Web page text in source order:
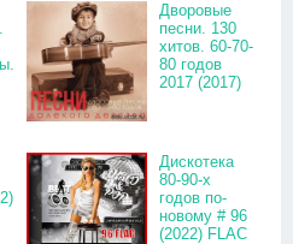
Дворовые
песни. 130
хитов. 60-70-
80 годов
2017 (2017)
Дискотека
80-90-х
годов по-
новому # 96
(2022) FLAC